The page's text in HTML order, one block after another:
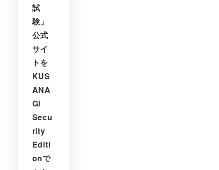
試
験」
公式
サイ
トを
KUS
ANA
GI
Secu
rity
Editi
onで